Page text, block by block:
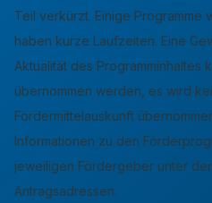
Teil verkürzt. Einige
haben kurze Laufzeiten. Eine
Aktualität des Programminhaltes
übernommen werden, es wird
Fördermittelauskunft
Informationen zu den
jeweiligen Fördergeber unter
Antragsadressen.